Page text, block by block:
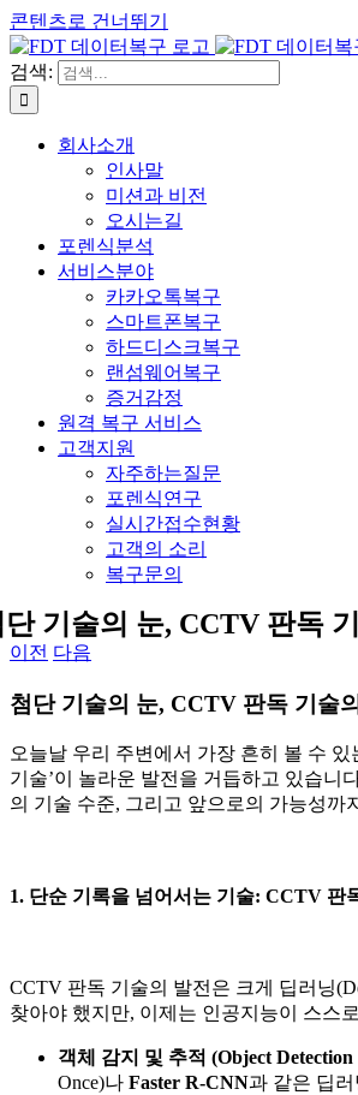
콘텐츠로 건너뛰기
검색:
회사소개
인사말
미션과 비전
오시는길
포렌식분석
서비스분야
카카오톡복구
스마트폰복구
하드디스크복구
랜섬웨어복구
증거감정
원격 복구 서비스
고객지원
자주하는질문
포렌식연구
실시간접수현황
고객의 소리
복구문의
단 기술의 눈, CCTV 판독
이전 다음
첨단 기술의 눈, CCTV 판독 기술
오늘날 우리 주변에서 가장 흔히 볼 수
기술’이 놀라운 발전을 거듭하고 있습니
의 기술 수준, 그리고 앞으로의 가능성까
1. 단순 기록을 넘어서는 기술: CCTV 판
CCTV 판독 기술의 발전은 크게 딥러닝
찾아야 했지만, 이제는 인공지능이 스스
객체 감지 및 추적 (Object
Once)나 Faster R-CNN과 같은 딥